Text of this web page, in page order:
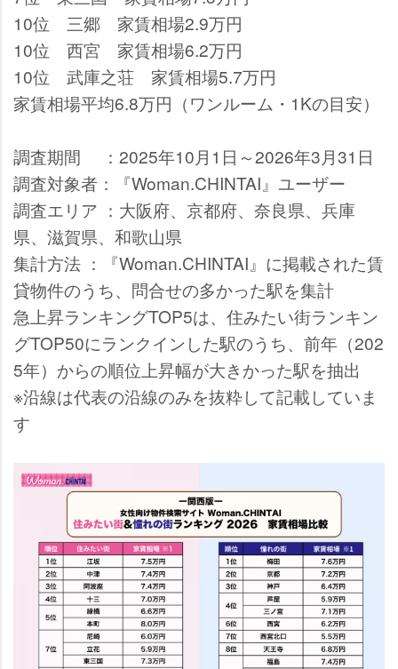
10位 三郷 家賃相場2.9万円
10位 西宮 家賃相場6.2万円
10位 武庫之荘 家賃相場5.7万円
家賃相場平均6.8万円（ワンルーム・1Kの目安）
調査期間 ：2025年10月1日～2026年3月31日
調査対象者：『Woman.CHINTAI』ユーザー
調査エリア ：大阪府、京都府、奈良県、兵庫
県、滋賀県、和歌山県
集計方法 ：『Woman.CHINTAI』に掲載された賃
貸物件のうち、問合せの多かった駅を集計
急上昇ランキングTOP5は、住みたい街ランキン
グTOP50にランクインした駅のうち、前年（202
5年）からの順位上昇幅が大きかった駅を抽出
※沿線は代表の沿線のみを抜粋して記載していま
す